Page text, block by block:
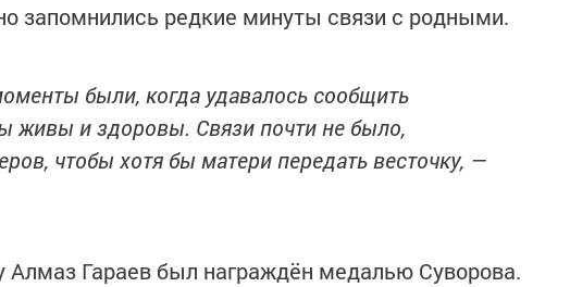
запомнились редкие минуты связи с родными.
были, когда удавалось сообщить
живы и здоровы. Связи почти не было,
чтобы хотя бы матери передать весточку, —
Алмаз Гараев был награждён медалью Суворова.